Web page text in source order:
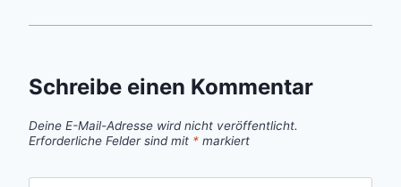
Schreibe einen Kommentar
Deine E-Mail-Adresse wird nicht veröffentlicht.
Erforderliche Felder sind mit * markiert